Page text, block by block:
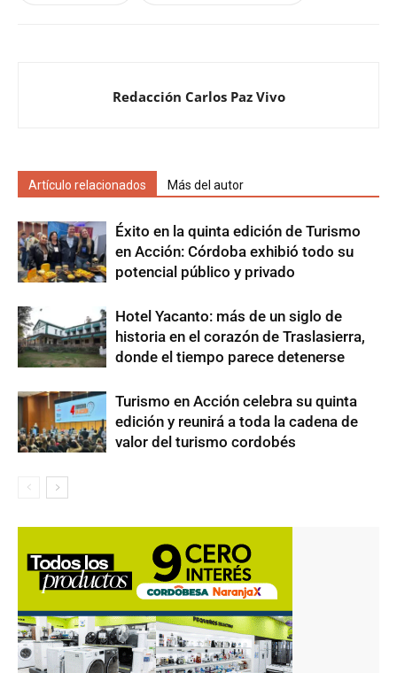
Redacción Carlos Paz Vivo
Artículo relacionados Más del autor
Éxito en la quinta edición de Turismo
en Acción: Córdoba exhibió todo su
potencial público y privado
Hotel Yacanto: más de un siglo de
historia en el corazón de Traslasierra,
donde el tiempo parece detenerse
Turismo en Acción celebra su quinta
edición y reunirá a toda la cadena de
valor del turismo cordobés